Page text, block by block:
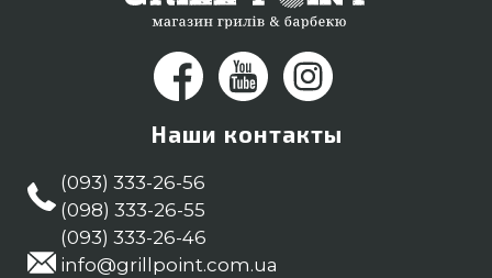
Наши контакты
(093) 333-26-56
(098) 333-26-55
(093) 333-26-46
info@grillpoint.com.ua